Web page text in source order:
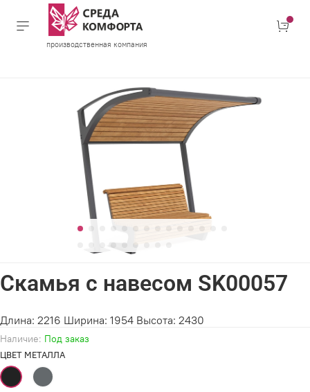
производственная компания
Наличие: Под заказ
Скамья с навесом SK00057
ЦВЕТ МЕТАЛЛА
Длина: 2216 Ширина: 1954 Высота: 2430